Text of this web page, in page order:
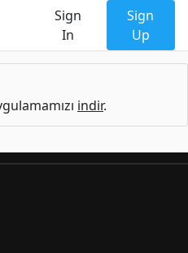
Sign
In
Sign
Up
indir.